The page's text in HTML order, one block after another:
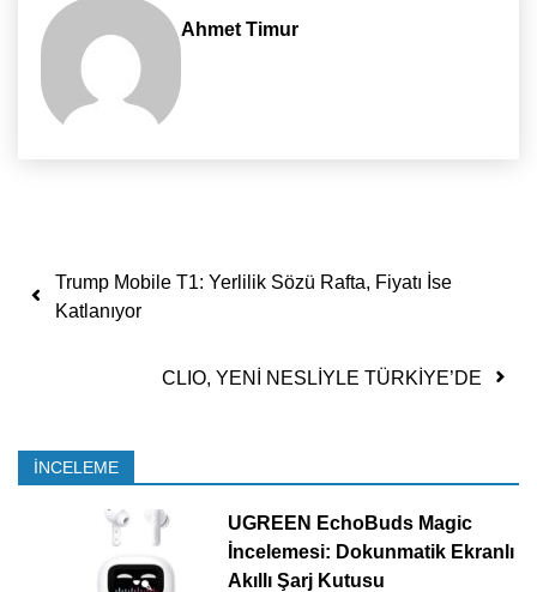
Ahmet Timur
Yazı dolaşımı
Trump Mobile T1: Yerlilik Sözü Rafta, Fiyatı İse
Katlanıyor
CLIO, YENİ NESLİYLE TÜRKİYE’DE
İNCELEME
UGREEN EchoBuds Magic
İncelemesi: Dokunmatik Ekranlı
Akıllı Şarj Kutusu